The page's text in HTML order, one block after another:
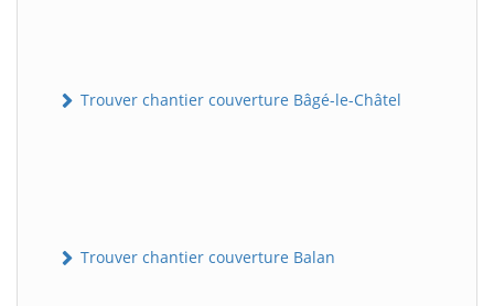
Trouver chantier couverture Bâgé-le-Châtel
Trouver chantier couverture Balan